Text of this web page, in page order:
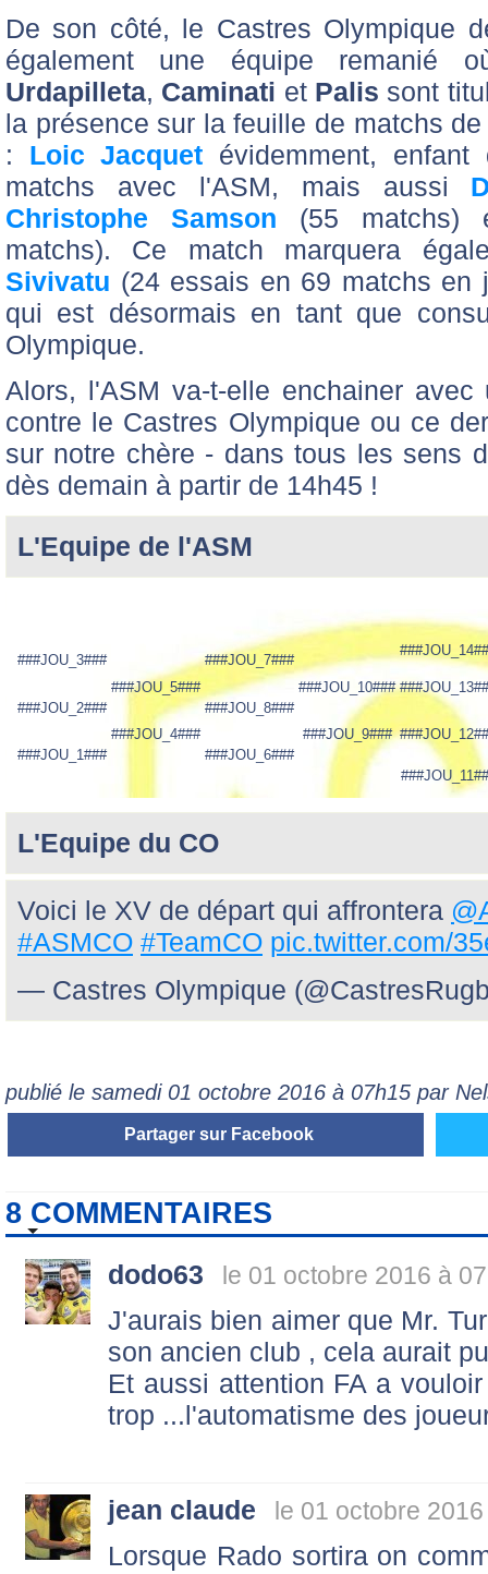
De son côté, le Castres Olympique
également une équipe
Urdapilleta, Caminati et Palis sont
la présence sur la feuille de matchs
: Loic Jacquet évidemment,
matchs avec l'ASM, mais aussi
Christophe Samson (55
matchs). Ce match marquera
Sivivatu (24 essais en 69 matchs en
qui est désormais en tant que
Olympique.
Alors, l'ASM va-t-elle enchainer
contre le Castres Olympique ou ce
sur notre chère - dans tous les sens
dès demain à partir de 14h45 !
L'Equipe de l'ASM
###JOU_3###
###JOU_7###
###JOU_5###
###JOU_10###
###JOU_2###
###JOU_8###
###JOU_4###
###JOU_9###
###JOU_1###
###JOU_6###
L'Equipe du CO
Voici le XV de départ qui affrontera
#ASMCO #TeamCO pic.twitter.com/
— Castres Olympique
publié le samedi 01 octobre 2016 à 07h15 par
Partager sur Facebook
8 COMMENTAIRES
dodo63 le 01 octobre 2016 à
J'aurais bien aimer que Mr.
son ancien club , cela aurait
Et aussi attention FA a
trop ...l'automatisme des
jean claude le 01 octobre
Lorsque Rado sortira on